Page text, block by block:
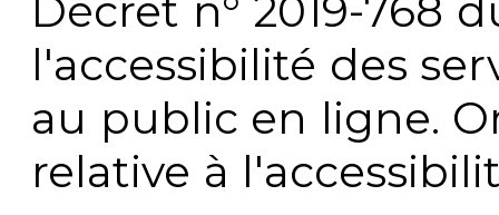
Décret n° 2019-768
l'accessibilité des
au public en ligne.
relative à